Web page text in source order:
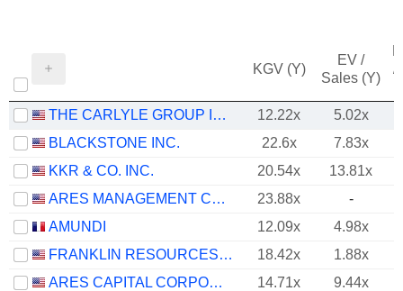
KGV (Y)
EV /
Sales (Y)
/
THE CARLYLE GROUP INC. 12.22x 5.02x
BLACKSTONE INC.
22.6x 7.83x
KKR & CO. INC.
20.54x 13.81x
ARES MANAGEMENT CORPORATION
23.88x
-
AMUNDI
12.09x
4.98x
FRANKLIN RESOURCES, INC.
18.42x
1.88x
ARES CAPITAL CORPORATION
14.71x
9.44x